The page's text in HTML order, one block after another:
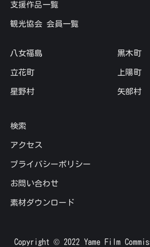
支援作品一覧
観光協会 会員一覧
八女福島 黒木町
立花町 上陽町
星野村 矢部村
検索
アクセス
プライバシーポリシー
お問い合わせ
素材ダウンロード
Copyright © 2022 Yame Film